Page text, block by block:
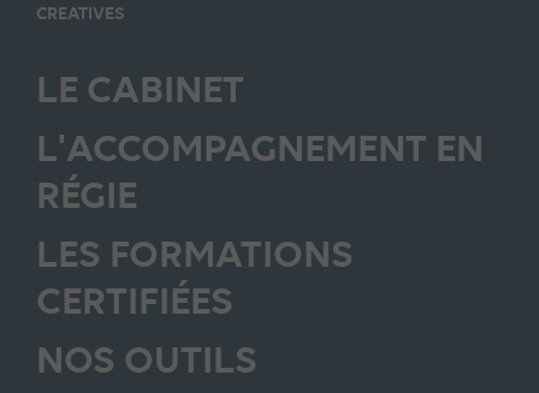
CREATIVES
LE CABINET
L'ACCOMPAGNEMENT EN
RÉGIE
LES FORMATIONS
CERTIFIÉES
NOS OUTILS